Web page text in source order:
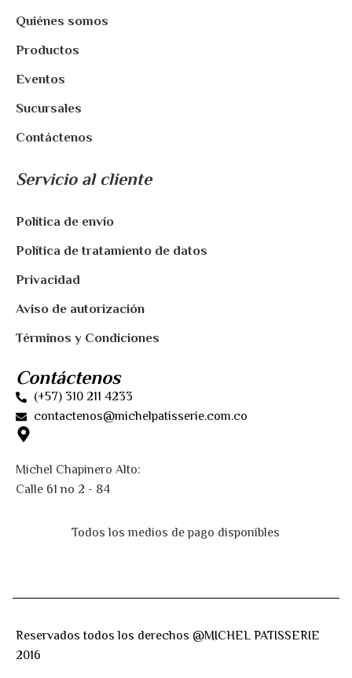
Quiénes somos
Productos
Eventos
Sucursales
Contáctenos
Servicio al cliente
Política de envío
Política de tratamiento de datos
Privacidad
Aviso de autorización
Términos y Condiciones
Contáctenos
(+57) 310 211 4233
contactenos@michelpatisserie.com.co
Michel Chapinero Alto:
Calle 61 no 2 - 84
Todos los medios de pago disponibles
Reservados todos los derechos @MICHEL PATISSERIE
2016